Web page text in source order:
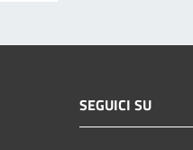
SEGUICI SU